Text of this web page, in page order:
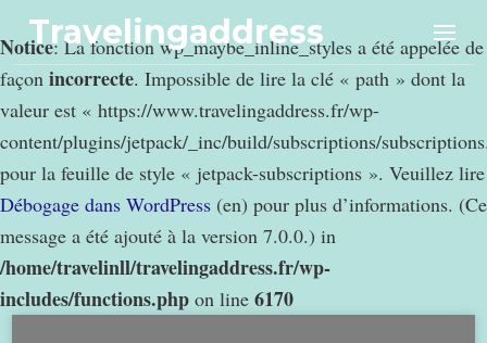
Notice: La fonction wp_maybe_inline_styles a été appelée de
façon incorrecte. Impossible de lire la clé « path » dont la
valeur est « https://www.travelingaddress.fr/wp-
content/plugins/jetpack/_inc/build/subscriptions/
pour la feuille de style « jetpack-subscriptions ». Veuillez lire
Débogage dans WordPress (en) pour plus d’informations. (Ce
message a été ajouté à la version 7.0.0.) in
/home/travelinll/travelingaddress.fr/wp-
includes/functions.php on line 6170
Travelingaddress